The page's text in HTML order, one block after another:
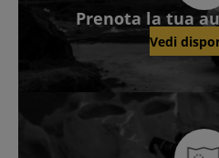
Prenota la tua
Vedi